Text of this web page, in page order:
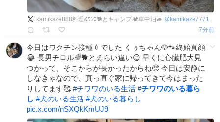
kamikaze888料理&ﾜﾝｺ🐕️とキャンプ🏕車中泊🚙 @ kamikaze7771
7分前
今日はワクチン接種💉でした くぅちゃん🐶🐾終始真顔
😂 長男チロル🌈🐕とえらい違い😊 早くに心臓肥大見
つかって、そこからが長かったからね🥺 今日は安静に
しなきゃなので、真っ直ぐ家に帰ってきて今はまった
りしてます🥰 #チワワのいる生活 #チワワのいる暮ら
し #犬のいる生活 #犬のいる暮らし
pic.x.com/nSXQkKmUJ9